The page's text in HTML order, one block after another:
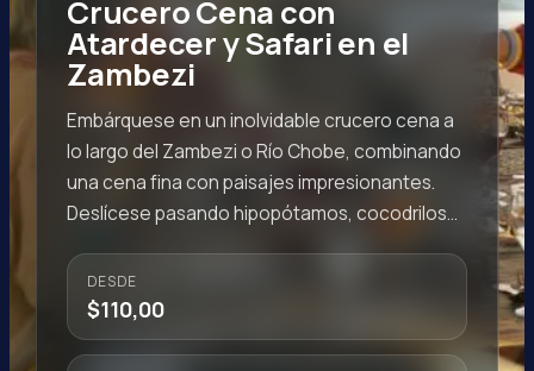
Crucero Cena con
Atardecer y Safari en el
Zambezi
Embárquese en un inolvidable crucero cena a
lo largo del Zambezi o Río Chobe, combinando
una cena fina con paisajes impresionantes.
Deslícese pasando hipopótamos, cocodrilos…
DESDE
$110,00